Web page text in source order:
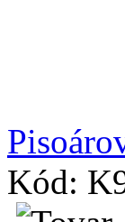
Kód: